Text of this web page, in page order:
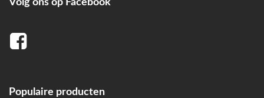
Volg ons op Facebook
Populaire producten